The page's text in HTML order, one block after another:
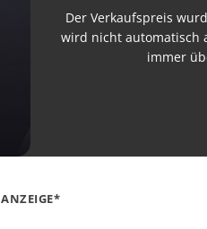
Der Verkaufspreis
wird nicht automatisch
immer
ANZEIGE*